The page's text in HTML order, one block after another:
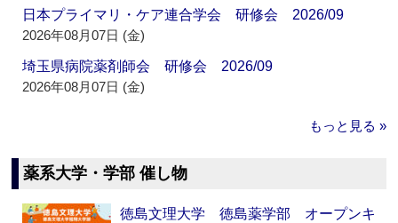
日本プライマリ・ケア連合学会 研修会 2026/09
2026年08月07日 (金)
埼玉県病院薬剤師会 研修会 2026/09
2026年08月07日 (金)
もっと見る »
薬系大学・学部 催し物
徳島文理大学 徳島薬学部 オープンキ